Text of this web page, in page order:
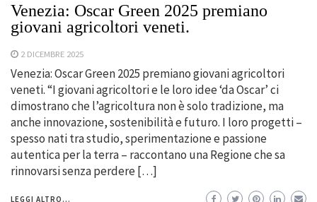
Venezia: Oscar Green 2025 premiano
giovani agricoltori veneti.
2 DICEMBRE 2025
Venezia: Oscar Green 2025 premiano giovani agricoltori
veneti. “I giovani agricoltori e le loro idee ‘da Oscar’ ci
dimostrano che l’agricoltura non è solo tradizione, ma
anche innovazione, sostenibilità e futuro. I loro progetti –
spesso nati tra studio, sperimentazione e passione
autentica per la terra – raccontano una Regione che sa
rinnovarsi senza perdere […]
LEGGI ALTRO...